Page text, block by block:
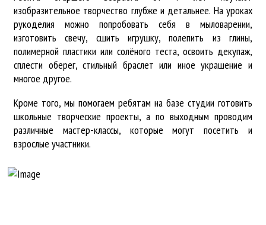
изобразительное творчество глубже и детальнее. На уроках
рукоделия можно попробовать себя в мыловарении,
изготовить свечу, сшить игрушку, полепить из глины,
полимерной пластики или солёного теста, освоить декупаж,
сплести оберег, стильный браслет или иное украшение и
многое другое.
Кроме того, мы помогаем ребятам на базе студии готовить
школьные творческие проекты, а по выходным проводим
различные мастер-классы, которые могут посетить и
взрослые участники.